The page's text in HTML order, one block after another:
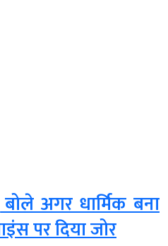
अगर धार्मिक बना
पर दिया जोर